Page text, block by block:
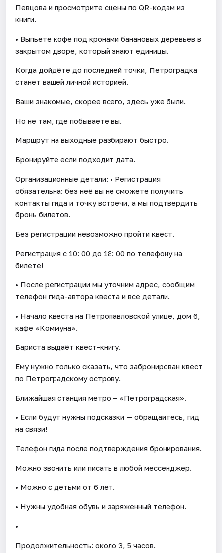
Певцова и просмотрите сцены по QR-кодам из
книги.
• Выпьете кофе под кронами банановых деревьев в
закрытом дворе, который знают единицы.
Когда дойдёте до последней точки, Петроградка
станет вашей личной историей.
Ваши знакомые, скорее всего, здесь уже были.
Но не там, где побываете вы.
Маршрут на выходные разбирают быстро.
Бронируйте если подходит дата.
Организационные детали: • Регистрация
обязательна: без неё вы не сможете получить
контакты гида и точку встречи, а мы подтвердить
бронь билетов.
Без регистрации невозможно пройти квест.
Регистрация с 10: 00 до 18: 00 по телефону на
билете!
• После регистрации мы уточним адрес, сообщим
телефон гида-автора квеста и все детали.
• Начало квеста на Петропавловской улице, дом 6,
кафе «Коммуна».
Бариста выдаёт квест-книгу.
Ему нужно только сказать, что забронирован квест
по Петроградскому острову.
Ближайшая станция метро – «Петроградская».
• Если будут нужны подсказки — обращайтесь, гид
на связи!
Телефон гида после подтверждения бронирования.
Можно звонить или писать в любой мессенджер.
• Можно с детьми от 6 лет.
• Нужны удобная обувь и заряженный телефон.
•
Продолжительность: около 3, 5 часов.